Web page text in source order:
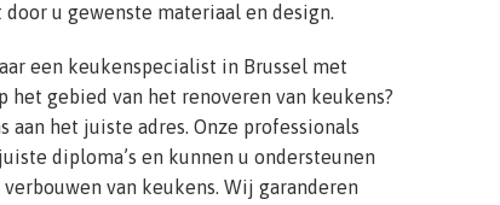
u gewenste materiaal en design.
een keukenspecialist in Brussel met
het gebied van het renoveren van keukens?
aan het juiste adres. Onze professionals
diploma’s en kunnen u ondersteunen
van keukens. Wij garanderen